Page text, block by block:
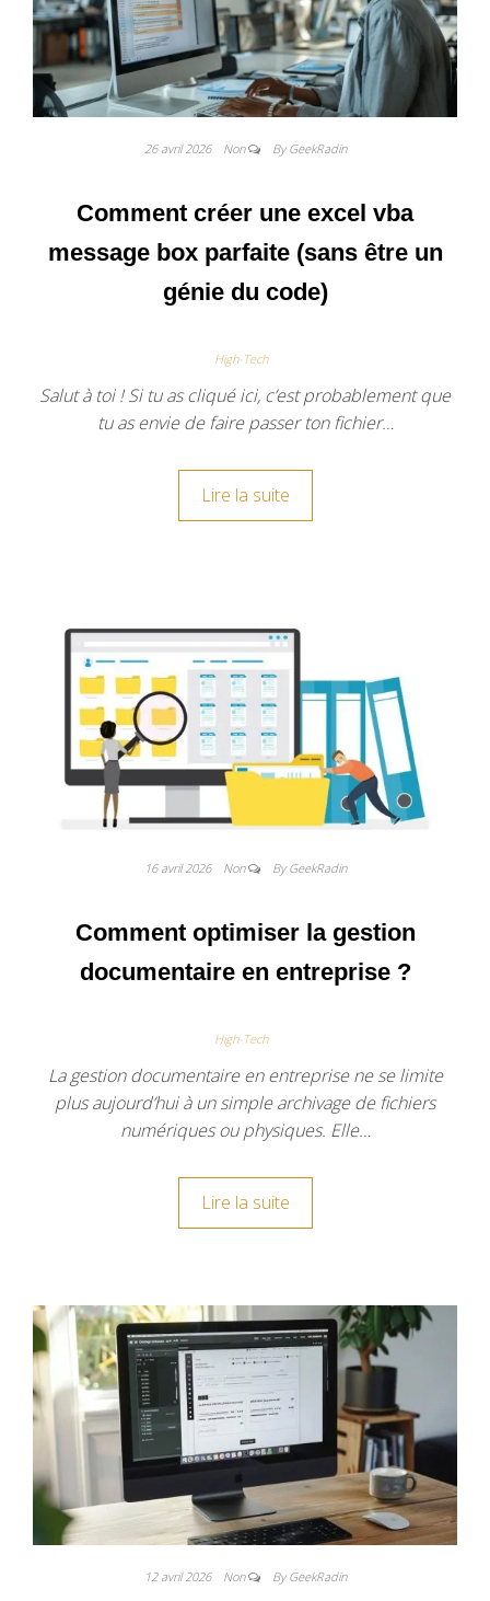
26 avril 2026 Non By GeekRadin
Comment créer une excel vba
message box parfaite (sans être un
génie du code)
High-Tech
Salut à toi ! Si tu as cliqué ici, c’est probablement que
tu as envie de faire passer ton fichier…
Lire la suite
16 avril 2026 Non By GeekRadin
Comment optimiser la gestion
documentaire en entreprise ?
High-Tech
La gestion documentaire en entreprise ne se limite
plus aujourd’hui à un simple archivage de fichiers
numériques ou physiques. Elle…
Lire la suite
12 avril 2026 Non By GeekRadin